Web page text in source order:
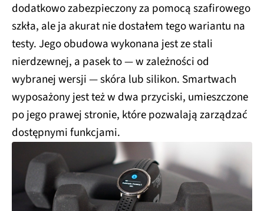
dodatkowo zabezpieczony za pomocą szafirowego
szkła, ale ja akurat nie dostałem tego wariantu na
testy. Jego obudowa wykonana jest ze stali
nierdzewnej, a pasek to — w zależności od
wybranej wersji — skóra lub silikon. Smartwach
wyposażony jest też w dwa przyciski, umieszczone
po jego prawej stronie, które pozwalają zarządzać
dostępnymi funkcjami.